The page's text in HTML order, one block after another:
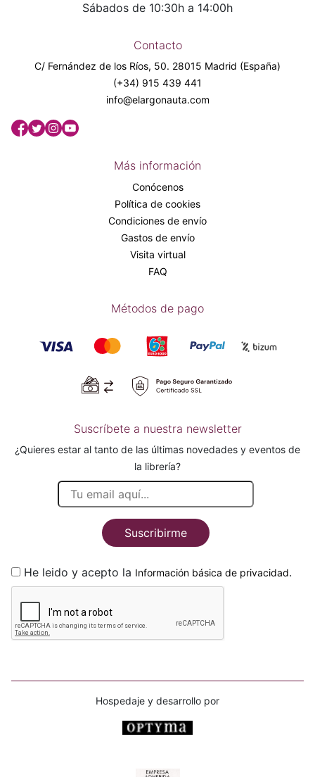
Sábados de 10:30h a 14:00h
Contacto
C/ Fernández de los Ríos, 50. 28015 Madrid (España)
(+34) 915 439 441
info@elargonauta.com
Más información
Conócenos
Política de cookies
Condiciones de envío
Gastos de envío
Visita virtual
FAQ
Métodos de pago
Suscríbete a nuestra newsletter
¿Quieres estar al tanto de las últimas novedades y eventos de
la librería?
Suscribirme
He leido y acepto la Información básica de privacidad.
Hospedaje y desarrollo por